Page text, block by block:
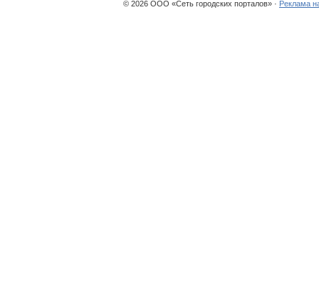
© 2026 ООО «Сеть городских порталов» · Реклама